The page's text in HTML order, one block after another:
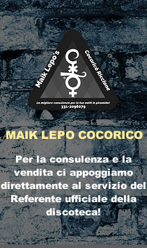
MAIK LEPO COCORICO
Per la consulenza e la
vendita ci appoggiamo
direttamente al servizio del
Referente ufficiale della
discoteca!